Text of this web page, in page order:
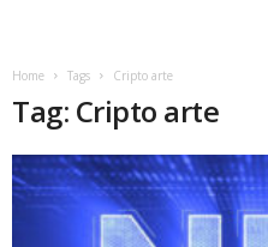
Home Tags Cripto arte
Tag: Cripto arte